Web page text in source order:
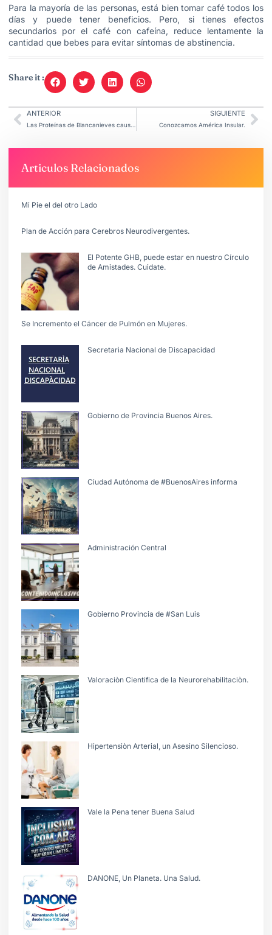
Para la mayoría de las personas, está bien tomar café todos los
días y puede tener beneficios. Pero, si tienes efectos
secundarios por el café con cafeína, reduce lentamente la
cantidad que bebes para evitar síntomas de abstinencia.
Share it :
ANTERIOR SIGUIENTE
Conozcamos América Insular.
Articulos Relacionados
Mi Pie el del otro Lado
Plan de Acción para Cerebros Neurodivergentes.
El Potente GHB, puede estar en nuestro Círculo
de Amistades. Cuidate.
Se Incremento el Cáncer de Pulmón en Mujeres.
Secretarìa Nacional de Discapacidad
Gobierno de Provincia Buenos Aires.
Ciudad Autónoma de #BuenosAires informa
Administración Central
Gobierno Provincia de #San Luis
Valoraciòn Cientifica de la Neurorehabilitaciòn.
Hipertensiòn Arterial, un Asesino Silencioso.
Vale la Pena tener Buena Salud
DANONE, Un Planeta. Una Salud.